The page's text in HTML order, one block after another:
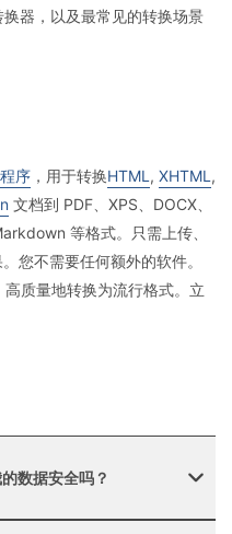
器，以及最常见的转换场景
序 ，用于转换HTML , XHTML ,
文档到 PDF、XPS、DOCX、
等格式。只需上传、
您不需要任何额外的软件。
质量地转换为流行格式。立
数据安全吗？